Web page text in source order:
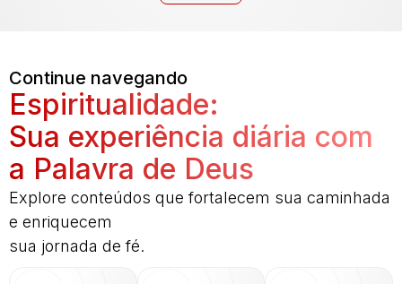
Continue navegando
Espiritualidade:
Sua experiência diária com
a Palavra de Deus
Explore conteúdos que fortalecem sua caminhada
e enriquecem
sua jornada de fé.